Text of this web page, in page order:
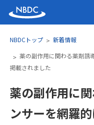
NBDCトップ
新着情報
薬の副作用に関わる薬剤誘
掲載されました
薬の副作用に
ンサーを網羅